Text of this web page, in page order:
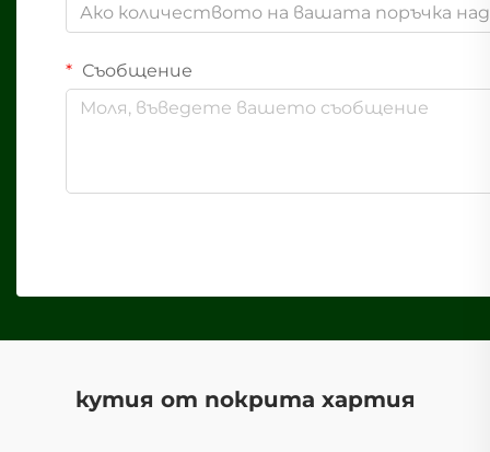
Ако количеството на вашата поръчка
Съобщение
кутия от покрита хартия